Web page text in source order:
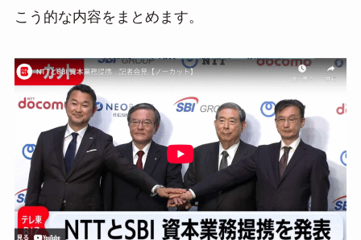
こう的な内容をまとめます。